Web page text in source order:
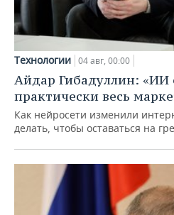
Технологии 04 авг, 00:00
Айдар Гибадуллин: «ИИ
практически весь
Как нейросети изменили
делать, чтобы оставаться на